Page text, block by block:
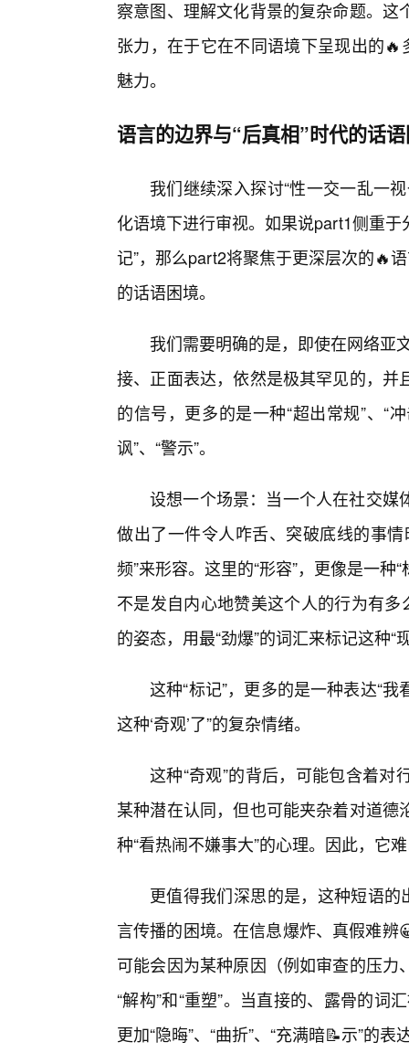
察意图、理解文化背景的复杂命题。
张力，在于它在不同语境下呈现出的
魅力。
语言的边界与“后真相”时代的话
我们继续深入探讨“性一交一乱一
化语境下进行审视。如果说part1侧重于
记”，那么part2将聚焦于更深层次的🔥
的话语困境。
我们需要明确的是，即使在网络亚
接、正面表达，依然是极其罕见的，
的信号，更多的是一种“超出常规”、“
讽”、“警示”。
设想一个场景：当一个人在社交媒
做出了一件令人咋舌、突破底线的事
频”来形容。这里的“形容”，更像是一种
不是发自内心地赞美这个人的行为有
的姿态，用最“劲爆”的词汇来标记这种“
这种“标记”，更多的是一种表达“
这种‘奇观’了”的复杂情绪。
这种“奇观”的背后，可能包含着
某种潜在认同，但也可能夹杂着对道
种“看热闹不嫌事大”的心理。因此，它
更值得我们深思的是，这种短语的
言传播的困境。在信息爆炸、真假难
可能会因为某种原因（例如审查的压
“解构”和“重塑”。当直接的、露骨的词
更加“隐晦”、“曲折”、“充满暗📝示”的表